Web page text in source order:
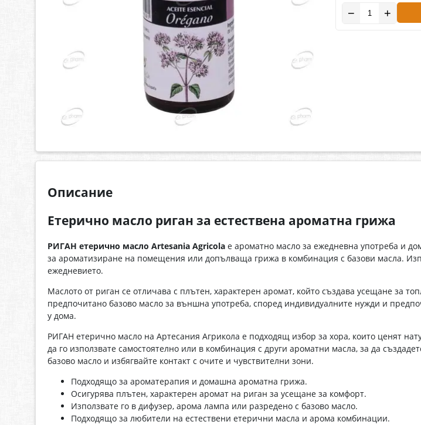
− +
Описание
Етерично масло риган за естествена ароматна грижа
РИГАН етерично масло Artesania Agricola е ароматно масло за ежедневна употреба и
за ароматизиране на помещения или допълваща грижа в комбинация с базови масла.
ежедневието.
Маслото от риган се отличава с плътен, характерен аромат, който създава усещане за
предпочитано базово масло за външна употреба, според индивидуалните нужди и
у дома.
РИГАН етерично масло на Артесания Агрикола е подходящ избор за хора, които ценят
да го използвате самостоятелно или в комбинация с други ароматни масла, за да
базово масло и избягвайте контакт с очите и чувствителни зони.
Подходящо за ароматерапия и домашна ароматна грижа.
Осигурява плътен, характерен аромат на риган за усещане за комфорт.
Използвате го в дифузер, арома лампа или разредено с базово масло.
Подходящо за любители на естествени етерични масла и арома комбинации.